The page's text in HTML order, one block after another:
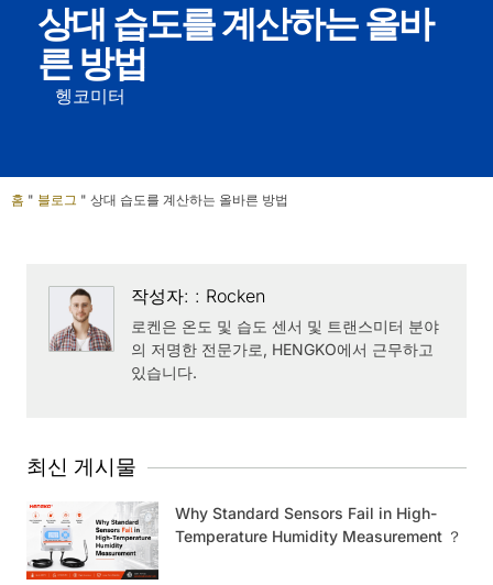
상대 습도를 계산하는 올바
른 방법
헹코미터
홈 " 블로그 " 상대 습도를 계산하는 올바른 방법
작성자: : Rocken
로켄은 온도 및 습도 센서 및 트랜스미터 분야
의 저명한 전문가로, HENGKO에서 근무하고
있습니다.
최신 게시물
Why Standard Sensors Fail in High-
Temperature Humidity Measurement ？